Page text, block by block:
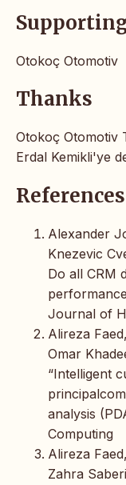
Otokoç Otomotiv
Thanks
Otokoç Otomotiv
Erdal Kemikli'ye
References
Alexander
Knezevic
Do all CRM
Journal of
Alireza
Omar
“Intelligent
analysis
Computing
Alireza
Zahra